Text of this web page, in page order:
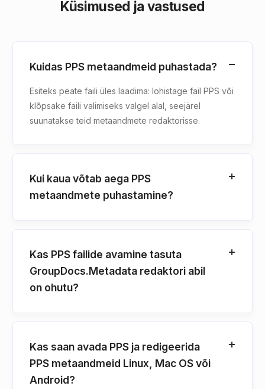
Küsimused ja vastused
Kuidas PPS metaandmeid puhastada?
Esiteks peate faili üles laadima: lohistage fail PPS või
klõpsake faili valimiseks valgel alal, seejärel
suunatakse teid metaandmete redaktorisse.
Kui kaua võtab aega PPS
metaandmete puhastamine?
Kas PPS failide avamine tasuta
GroupDocs.Metadata redaktori abil
on ohutu?
Kas saan avada PPS ja redigeerida
PPS metaandmeid Linux, Mac OS või
Android?